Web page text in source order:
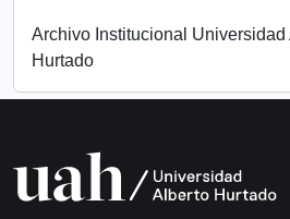
Archivo Institucional Universidad
Hurtado